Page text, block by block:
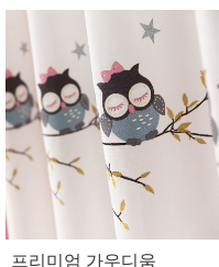
프리미엄 가우디움